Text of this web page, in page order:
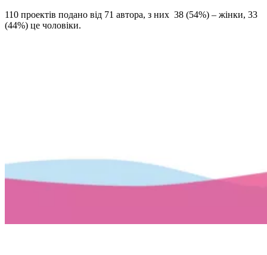
110 проектів подано від 71 автора, з них 38 (54%) – жінки, 33
(44%) це чоловіки.